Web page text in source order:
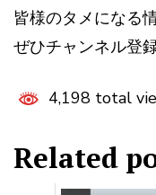
皆様のタメになる
ぜひチャンネル登
4,198 total
Related